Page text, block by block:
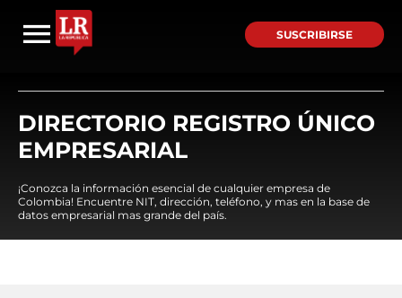
SUSCRIBIRSE
DIRECTORIO REGISTRO ÚNICO
EMPRESARIAL
¡Conozca la información esencial de cualquier empresa de
Colombia! Encuentre NIT, dirección, teléfono, y mas en la base de
datos empresarial mas grande del país.